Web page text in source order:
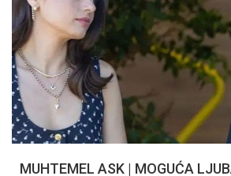
MUHTEMEL ASK | MOGUĆA